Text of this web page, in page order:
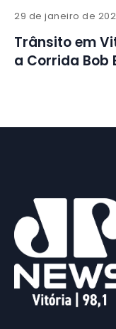
29 de janeiro de
Trânsito em
a Corrida Bob